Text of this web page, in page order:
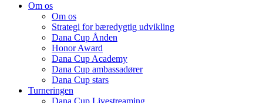
Om os
Om os
Strategi for bæredygtig udvikling
Dana Cup Ånden
Honor Award
Dana Cup Academy
Dana Cup ambassadører
Dana Cup stars
Turneringen
Dana Cup Livestreaming